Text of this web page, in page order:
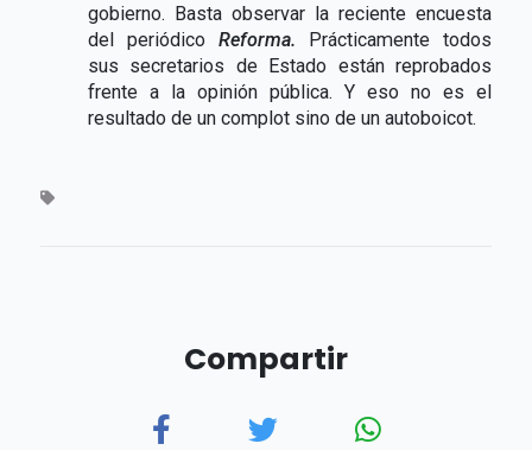
gobierno. Basta observar la reciente encuesta
del periódico Reforma. Prácticamente todos
sus secretarios de Estado están reprobados
frente a la opinión pública. Y eso no es el
resultado de un complot sino de un autoboicot.
Compartir